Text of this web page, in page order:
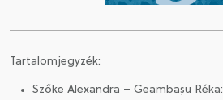
Tartalomjegyzék:
Szőke Alexandra – Geambașu Réka: